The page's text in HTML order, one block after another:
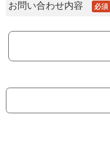
お問い合わせ内容 必須